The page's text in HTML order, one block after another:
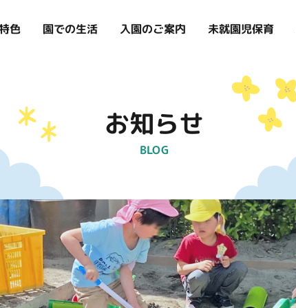
色 園での生活 入園のご案内 未就園児保育
お知らせ
BLOG